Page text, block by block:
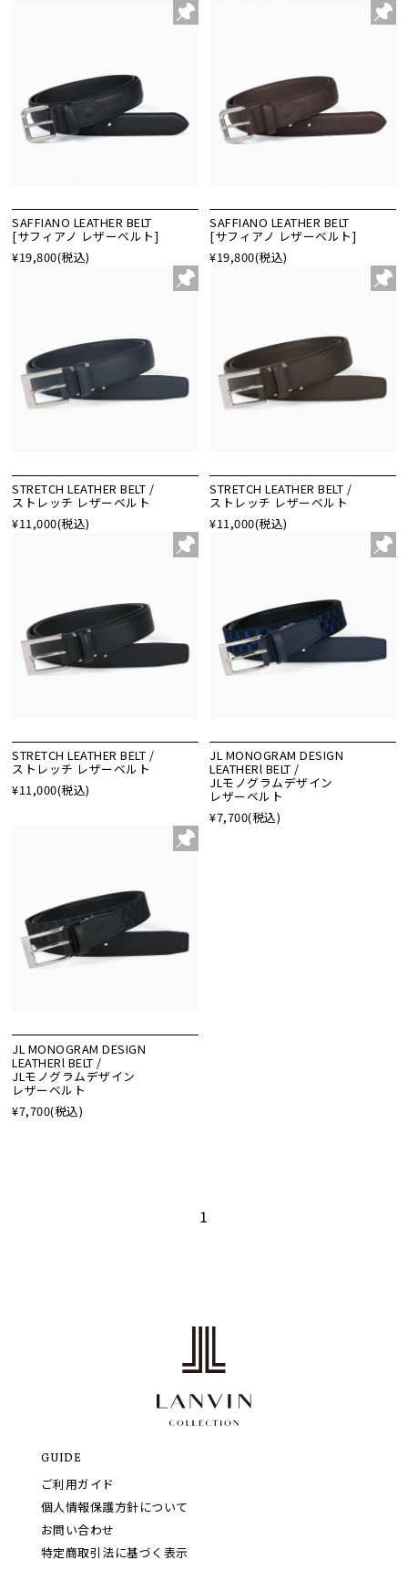
SAFFIANO LEATHER BELT
[サフィアノ レザーベルト]
¥19,800(税込)
SAFFIANO LEATHER BELT
[サフィアノ レザーベルト]
¥19,800(税込)
STRETCH LEATHER BELT /
ストレッチ レザーベルト
¥11,000(税込)
STRETCH LEATHER BELT /
ストレッチ レザーベルト
¥11,000(税込)
STRETCH LEATHER BELT /
ストレッチ レザーベルト
¥11,000(税込)
JL MONOGRAM DESIGN
LEATHERl BELT /
JLモノグラムデザイン
レザーベルト
¥7,700(税込)
JL MONOGRAM DESIGN
LEATHERl BELT /
JLモノグラムデザイン
レザーベルト
¥7,700(税込)
1
GUIDE
ご利用ガイド
個人情報保護方針について
お問い合わせ
特定商取引法に基づく表示